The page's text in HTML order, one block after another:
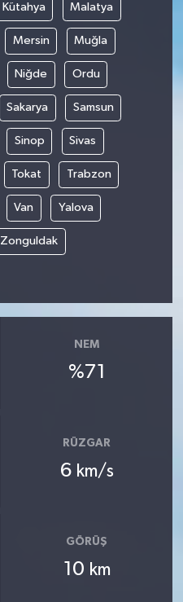
Kütahya Malatya
Mersin Muğla
Niğde Ordu
Sakarya Samsun
Sinop Sivas
Tokat Trabzon
Van Yalova
Zonguldak
NEM
%71
RÜZGAR
6 km/s
GÖRÜŞ
10 km